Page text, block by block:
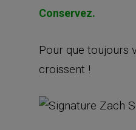
Conservez.
Pour que toujours
croissent !